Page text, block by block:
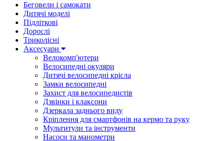
Беговели і самокати
Дитячі моделі
Підліткові
Дорослі
Триколісні
Аксесуари
Велокомп'ютери
Велосипедні окуляри
Дитячі велосипедні крісла
Замки велосипедні
Захист для велосипедистів
Дзвінки і клаксони
Дзеркала заднього виду
Кріплення для смартфонів на кермо та руку
Мультитули та інструменти
Насоси та манометри